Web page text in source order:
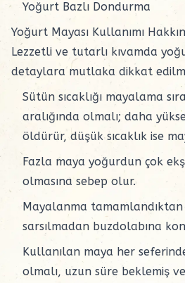
Yoğurt Bazlı Dondurma
Yoğurt Mayası Kullanımı
Lezzetli ve tutarlı kıvamda
detaylara mutlaka dikkat
Sütün sıcaklığı mayalama
aralığında olmalı; daha
öldürür, düşük sıcaklık ise
Fazla maya yoğurdun çok
olmasına sebep olur.
Mayalanma
sarsılmadan buzdolabına
Kullanılan maya her
olmalı, uzun süre beklemiş